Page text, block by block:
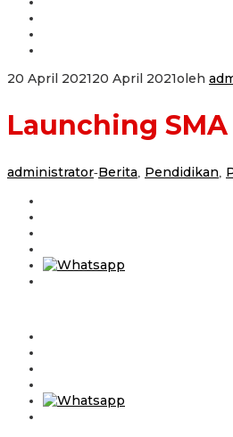
20 April 202120 April 2021oleh
Launching
administrator-Berita Pendidikan